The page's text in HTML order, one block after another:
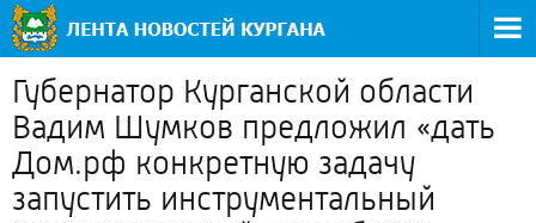
Губернатор Курганской области
Вадим Шумков предложил «дать
Дом.рф конкретную задачу
запустить инструментальный